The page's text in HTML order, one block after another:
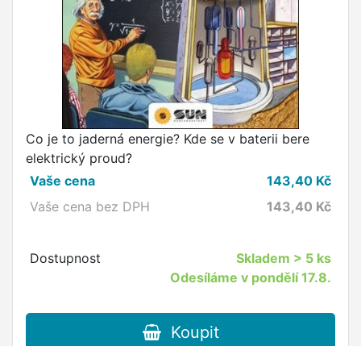
Co je to jaderná energie? Kde se v baterii bere
elektrický proud?
Vaše cena
143,40 Kč
Vaše cena bez DPH
143,40 Kč
Dostupnost Skladem > 5 ks
Odesíláme v pondělí 17.8.
Koupit